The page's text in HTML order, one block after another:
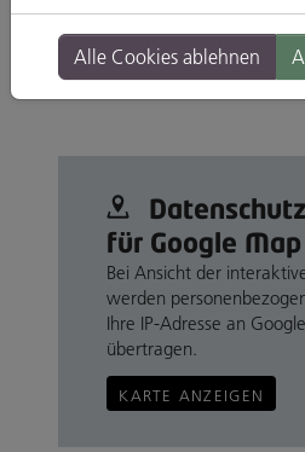
Schäffnerstraße 21, 93047
Branche:Dienstleistungen
Standort: Altstadt
für Google Map
Bei Ansicht der
werden
Ihre IP-Adresse an
übertragen.
KARTE ANZEIGEN
Alle Cookies ablehnen